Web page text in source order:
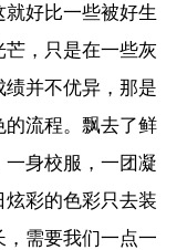
好比一些被好生
，只是在一些灰
并不优异，那是
的流程。飘去了鲜
身校服，一团凝
彩的色彩只去装
需要我们一点一